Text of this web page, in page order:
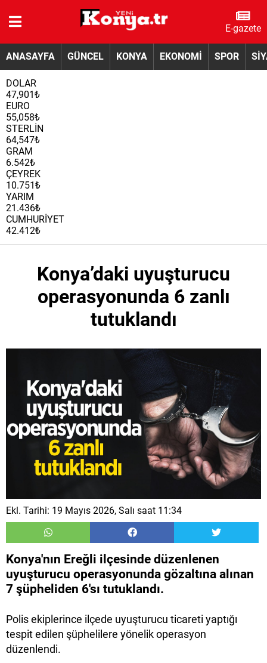
E-gazete
ANASAYFA GÜNCEL KONYA EKONOMİ SPOR
DOLAR
47,901₺
EURO
55,058₺
STERLİN
64,547₺
GRAM
6.542₺
ÇEYREK
10.751₺
YARIM
21.436₺
CUMHURİYET
42.412₺
Konya’daki uyuşturucu
operasyonunda 6 zanlı
tutuklandı
Ekl. Tarihi: 19 Mayıs 2026, Salı saat 11:34
Konya'nın Ereğli ilçesinde düzenlenen
uyuşturucu operasyonunda gözaltına alınan
7 şüpheliden 6'sı tutuklandı.
Polis ekiplerince ilçede uyuşturucu ticareti yaptığı
tespit edilen şüphelilere yönelik operasyon
düzenlendi.